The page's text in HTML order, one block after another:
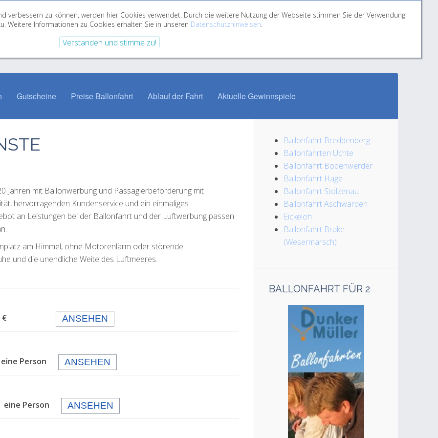
zu können, werden hier Cookies verwendet. Durch die weitere Nutzung der Webseite stimmen Sie der Verwendung
Weitere Informationen zu Cookies erhalten Sie in unseren Datenschutzhinweisen.
Verstanden und stimme zu!
Gutscheine Preise Ballonfahrt Ablauf der Fahrt Aktuelle Gewinnspiele
mit Ballonwerbung und Passagierbeförderung mit
hervorragenden Kundenservice und ein einmaliges
an Leistungen bei der Ballonfahrt und der Luftwerbung passen
am Himmel, ohne Motorenlärm oder störende
und die unendliche Weite des Luftmeeres.
99,- € ANSEHEN
Person ANSEHEN
Person ANSEHEN
Ballonfahrt Breddenberg
Ballonfahrten Uchte
Ballonfahrt Bodenwerder
Ballonfahrt Hage
Ballonfahrt Stolzenau
Ballonfahrt Aschwarden
Eickeloh
Ballonfahrt Brake
(Wesermarsch)
BALLONFAHRT FÜR 2